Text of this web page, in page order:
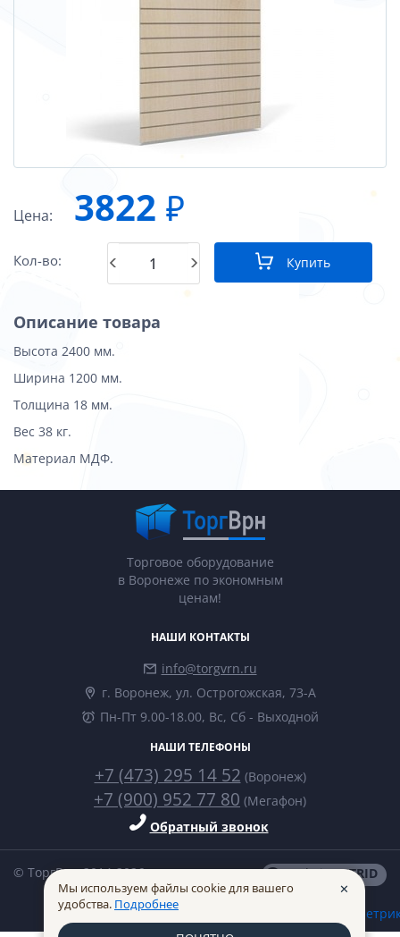
Цена: 3822 ₽
Кол-во: Купить
Описание товара
Высота 2400 мм.
Ширина 1200 мм.
Толщина 18 мм.
Вес 38 кг.
Материал МДФ.
Торговое оборудование
в Воронеже по экономным
ценам!
НАШИ КОНТАКТЫ
info@torgvrn.ru
г. Воронеж, ул. Острогожская, 73-А
Пн-Пт 9.00-18.00, Вс, Сб - Выходной
НАШИ ТЕЛЕФОНЫ
+7 (473) 295 14 52 (Воронеж)
+7 (900) 952 77 80 (Мегафон)
Обратный звонок
made inINTRID
© ТоргВрн 2014-2026
Мы используем файлы cookie для вашего
удобства. Подробнее
✕